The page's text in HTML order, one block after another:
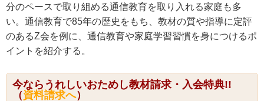
分のペースで取り組める通信教育を取り入れる家庭も多
い。通信教育で85年の歴史をもち、教材の質や指導に定評
のあるZ会を例に、通信教育や家庭学習習慣を身につけるポ
イントを紹介する。
今ならうれしいおためし教材請求・入会特典!!
（資料請求へ）